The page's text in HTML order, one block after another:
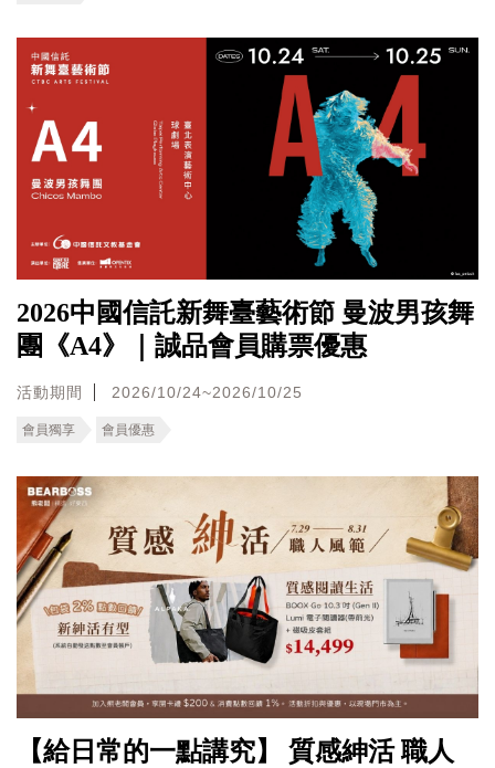
2026中國信託新舞臺藝術節 曼波男孩舞
團《A4》｜誠品會員購票優惠
活動期間 2026/10/24~2026/10/25
會員獨享 會員優惠
【給日常的一點講究】 質感紳活 職人